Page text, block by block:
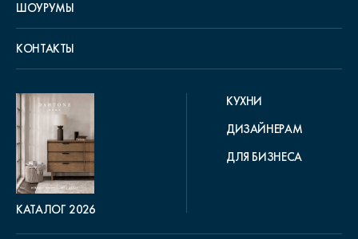
ШОУРУМЫ
КОНТАКТЫ
КАТАЛОГ 2026
КУХНИ
ДИЗАЙНЕРАМ
ДЛЯ БИЗНЕСА